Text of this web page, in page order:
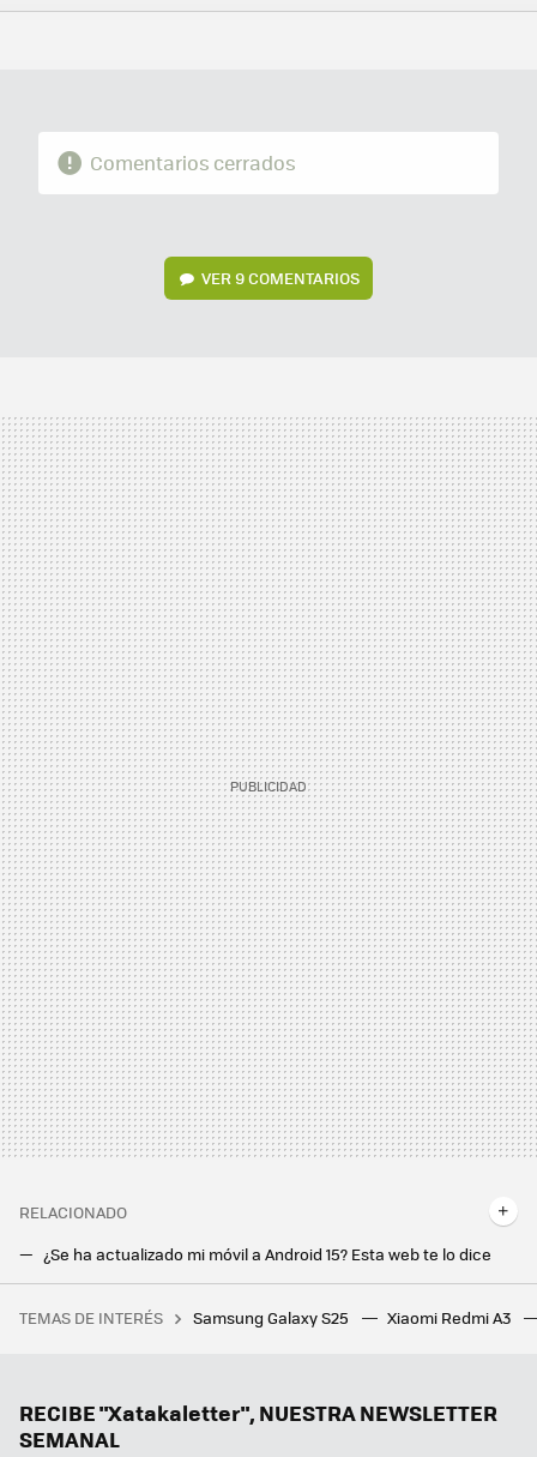
FACEBOOK
TWITTERFLIPBOARD
E-
WHATSAPP
Comentarios cerrados
VER9 COMENTARIOS
RELACIONADO
¿Se ha actualizado mi móvil a Android 15? Esta web te lo dice
"Ha ganado la guerra de los MMO". Un streamer ha rechazado 5.000 dólares de Blizzard para hablar de WoW y así no parar de jugar a su juego favorito
TEMAS DE INTERÉS Samsung Galaxy S25 Xiaomi Redmi A3
RECIBE "Xatakaletter", NUESTRA NEWSLETTER
SEMANAL